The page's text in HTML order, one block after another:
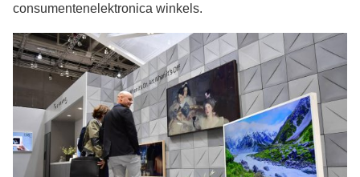
consumentenelektronica winkels.